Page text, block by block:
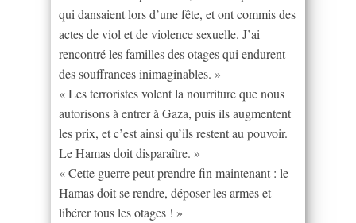
qui dansaient lors d’une fête, et ont commis des
actes de viol et de violence sexuelle. J’ai
rencontré les familles des otages qui endurent
des souffrances inimaginables. »
« Les terroristes volent la nourriture que nous
autorisons à entrer à Gaza, puis ils augmentent
les prix, et c’est ainsi qu’ils restent au pouvoir.
Le Hamas doit disparaître. »
« Cette guerre peut prendre fin maintenant : le
Hamas doit se rendre, déposer les armes et
libérer tous les otages ! »